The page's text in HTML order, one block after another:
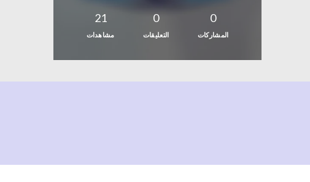
0
المشاركات
0
التعليقات
21
مشاهدات